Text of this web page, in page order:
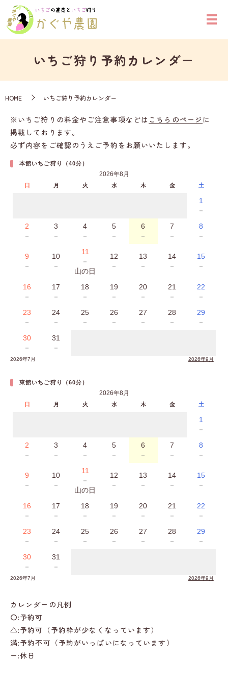
いちご狩り予約カレンダー
HOME いちご狩り予約カレンダー
※いちご狩りの料金やご注意事項などは こちらのページ に
掲載しております。
必ず内容をご確認のうえご予約をお願いいたします。
本館いちご狩り（40分）
2026年8月
日 月 火 水 木 金 土
1
－
2
－
3
－
4
－
5
－
6
－
7
－
8
－
9
－
10
－
11
－
山の日
12
－
13
－
14
－
15
－
16
－
17
－
18
－
19
－
20
－
21
－
22
－
23
－
24
－
25
－
26
－
27
－
28
－
29
－
30
－
31
－
2026年7月 2026年9月
東館いちご狩り（60分）
2026年8月
日 月 火 水 木 金 土
1
－
2
－
3
－
4
－
5
－
6
－
7
－
8
－
9
－
10
－
11
－
山の日
12
－
13
－
14
－
15
－
16
－
17
－
18
－
19
－
20
－
21
－
22
－
23
－
24
－
25
－
26
－
27
－
28
－
29
－
30
－
31
－
2026年7月 2026年9月
カレンダーの凡例
〇:予約可
△:予約可（予約枠が少なくなっています）
満:予約不可（予約がいっぱいになっています）
ー:休日